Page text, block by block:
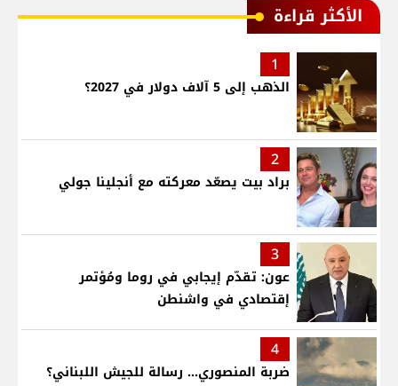
الأكثر قراءة
1
الذهب إلى 5 آلاف دولار في 2027؟
2
براد بيت يصعّد معركته مع أنجلينا جولي
3
عون: تقدّم إيجابي في روما ومُؤتمر
إقتصادي في واشنطن
4
ضربة المنصوري... رسالة للجيش اللبناني؟